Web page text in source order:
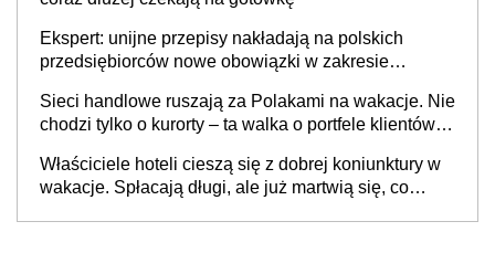
Ekspert: unijne przepisy nakładają na polskich
przedsiębiorców nowe obowiązki w zakresie
Sieci handlowe ruszają za Polakami na wakacje. Nie
chodzi tylko o kurorty – ta walka o portfele klientów
cichu
Właściciele hoteli cieszą się z dobrej koniunktury w
wakacje. Spłacają długi, ale już martwią się, co